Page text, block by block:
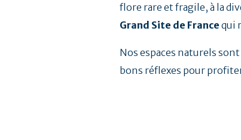
flore rare et fragile, à la
Grand Site de France qui
Nos espaces naturels
bons réflexes pour